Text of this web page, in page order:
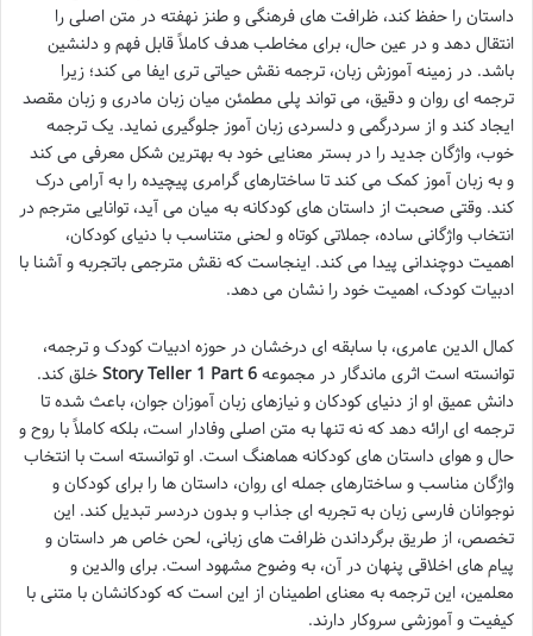
داستان را حفظ کند، ظرافت های فرهنگی و طنز نهفته در متن اصلی را
انتقال دهد و در عین حال، برای مخاطب هدف کاملاً قابل فهم و دلنشین
باشد. در زمینه آموزش زبان، ترجمه نقش حیاتی تری ایفا می کند؛ زیرا
ترجمه ای روان و دقیق، می تواند پلی مطمئن میان زبان مادری و زبان مقصد
ایجاد کند و از سردرگمی و دلسردی زبان آموز جلوگیری نماید. یک ترجمه
خوب، واژگان جدید را در بستر معنایی خود به بهترین شکل معرفی می کند
و به زبان آموز کمک می کند تا ساختارهای گرامری پیچیده را به آرامی درک
کند. وقتی صحبت از داستان های کودکانه به میان می آید، توانایی مترجم در
انتخاب واژگانی ساده، جملاتی کوتاه و لحنی متناسب با دنیای کودکان،
اهمیت دوچندانی پیدا می کند. اینجاست که نقش مترجمی باتجربه و آشنا با
ادبیات کودک، اهمیت خود را نشان می دهد.
کمال الدین عامری، با سابقه ای درخشان در حوزه ادبیات کودک و ترجمه،
توانسته است اثری ماندگار در مجموعهStory Teller 1 Part 6خلق کند.
دانش عمیق او از دنیای کودکان و نیازهای زبان آموزان جوان، باعث شده تا
ترجمه ای ارائه دهد که نه تنها به متن اصلی وفادار است، بلکه کاملاً با روح و
حال و هوای داستان های کودکانه هماهنگ است. او توانسته است با انتخاب
واژگان مناسب و ساختارهای جمله ای روان، داستان ها را برای کودکان و
نوجوانان فارسی زبان به تجربه ای جذاب و بدون دردسر تبدیل کند. این
تخصص، از طریق برگرداندن ظرافت های زبانی، لحن خاص هر داستان و
پیام های اخلاقی پنهان در آن، به وضوح مشهود است. برای والدین و
معلمین، این ترجمه به معنای اطمینان از این است که کودکانشان با متنی با
کیفیت و آموزشی سروکار دارند.